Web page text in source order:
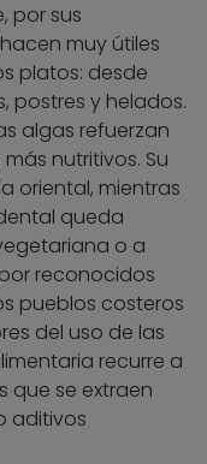
por sus
muy útiles
platos: desde
postres y helados.
algas refuerzan
nutritivos. Su
oriental, mientras
queda
o a
reconocidos
pueblos costeros
del uso de las
recurre a
que se extraen
aditivos